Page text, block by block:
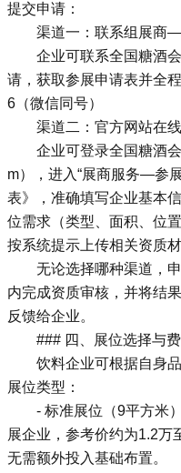
提交申请：
渠道一：联系组展商
企业可联系全国糖酒会
请，获取参展申请表并全
6（微信同号）
渠道二：官方网站在
企业可登录全国糖酒
m），进入“展商服务—参
表》，准确填写企业基本
位需求（类型、面积、位
按系统提示上传相关资质材
无论选择哪种渠道，
内完成资质审核，并将结
反馈给企业。
### 四、展位选择与
饮料企业可根据自身
展位类型：
- 标准展位（9平方米
展企业，参考价约为1.2万
无需额外投入基础布置。